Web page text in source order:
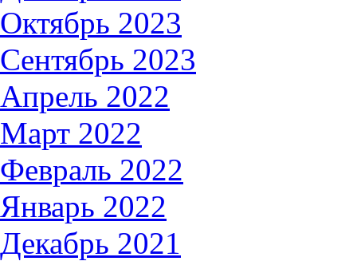
Октябрь 2023
Сентябрь 2023
Апрель 2022
Март 2022
Февраль 2022
Январь 2022
Декабрь 2021